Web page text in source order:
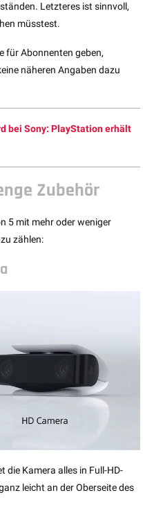
Letzteres ist sinnvoll,
müsstest.
für Abonnenten geben,
näheren Angaben dazu
bei Sony: PlayStation erhält
Zubehör
5 mit mehr oder weniger
zählen:
die Kamera alles in Full-HD-
leicht an der Oberseite des